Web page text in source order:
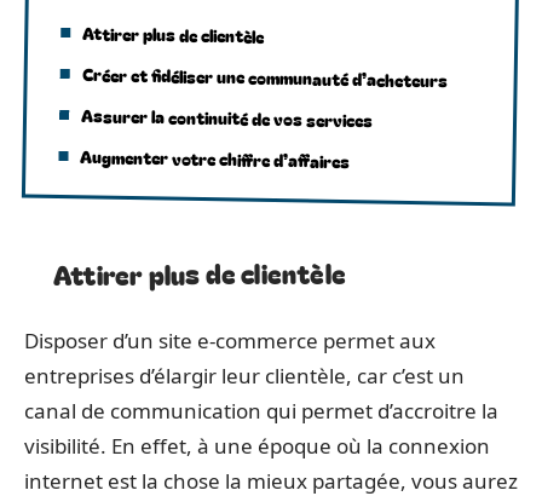
Attirer plus de clientèle
Créer et fidéliser une communauté d’acheteurs
Assurer la continuité de vos services
Augmenter votre chiffre d’affaires
Attirer plus de clientèle
Disposer d’un site e-commerce permet aux
entreprises d’élargir leur clientèle, car c’est un
canal de communication qui permet d’accroitre la
visibilité. En effet, à une époque où la connexion
internet est la chose la mieux partagée, vous aurez